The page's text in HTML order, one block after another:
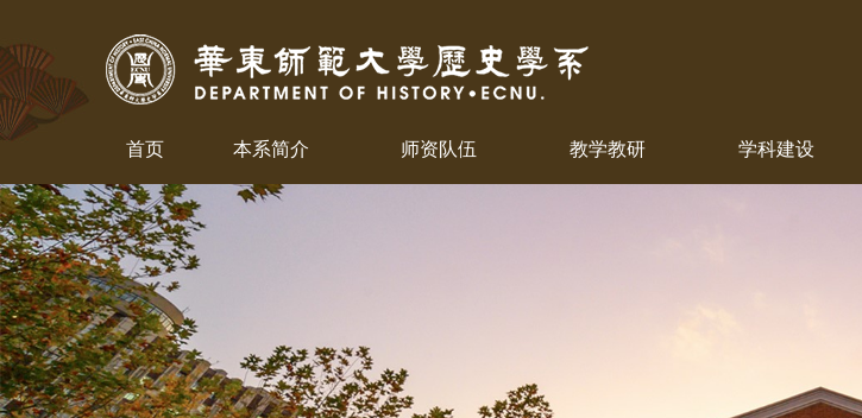
首页 本系简介 师资队伍 教学教研 学科建设